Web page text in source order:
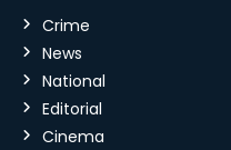
Crime
News
National
Editorial
Cinema